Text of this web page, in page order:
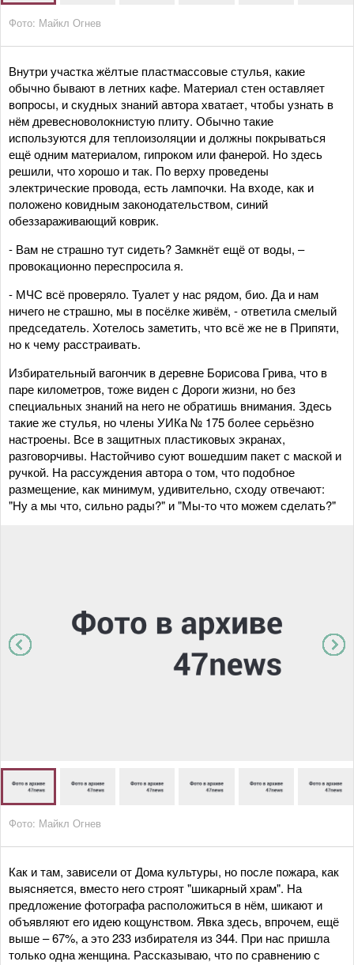
Фото: Майкл Огнев
Внутри участка жёлтые пластмассовые стулья, какие
обычно бывают в летних кафе. Материал стен оставляет
вопросы, и скудных знаний автора хватает, чтобы узнать в
нём древесноволокнистую плиту. Обычно такие
используются для теплоизоляции и должны покрываться
ещё одним материалом, гипроком или фанерой. Но здесь
решили, что хорошо и так. По верху проведены
электрические провода, есть лампочки. На входе, как и
положено ковидным законодательством, синий
обеззараживающий коврик.
- Вам не страшно тут сидеть? Замкнёт ещё от воды, –
провокационно переспросила я.
- МЧС всё проверяло. Туалет у нас рядом, био. Да и нам
ничего не страшно, мы в посёлке живём, - ответила смелый
председатель. Хотелось заметить, что всё же не в Припяти,
но к чему расстраивать.
Избирательный вагончик в деревне Борисова Грива, что в
паре километров, тоже виден с Дороги жизни, но без
специальных знаний на него не обратишь внимания. Здесь
такие же стулья, но члены УИКа № 175 более серьёзно
настроены. Все в защитных пластиковых экранах,
разговорчивы. Настойчиво суют вошедшим пакет с маской и
ручкой. На рассуждения автора о том, что подобное
размещение, как минимум, удивительно, сходу отвечают:
"Ну а мы что, сильно рады?" и "Мы-то что можем сделать?"
Фото: Майкл Огнев
Как и там, зависели от Дома культуры, но после пожара, как
выясняется, вместо него строят "шикарный храм". На
предложение фотографа расположиться в нём, шикают и
объявляют его идею кощунством. Явка здесь, впрочем, ещё
выше – 67%, а это 233 избирателя из 344. При нас пришла
только одна женщина. Рассказываю, что по сравнению с